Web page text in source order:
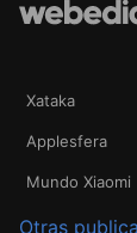
Xataka
Applesfera
Mundo Xiaomi
Otras